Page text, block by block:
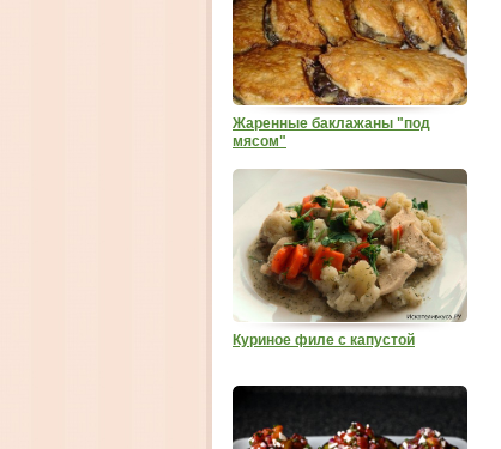
Жаренные баклажаны "под
мясом"
Куриное филе с капустой